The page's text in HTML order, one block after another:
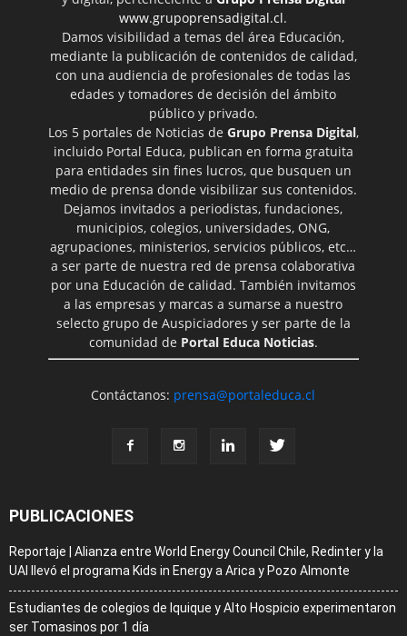
www.grupoprensadigital.cl.
Damos visibilidad a temas del área Educación,
mediante la publicación de contenidos de calidad,
con una audiencia de profesionales de todas las
edades y tomadores de decisión del ámbito
público y privado.
Los 5 portales de Noticias de Grupo Prensa Digital,
incluido Portal Educa, publican en forma gratuita
para entidades sin fines lucros, que busquen un
medio de prensa donde visibilizar sus contenidos.
Dejamos invitados a periodistas, fundaciones,
municipios, colegios, universidades, ONG,
agrupaciones, ministerios, servicios públicos, etc…
a ser parte de nuestra red de prensa colaborativa
por una Educación de calidad. También invitamos
a las empresas y marcas a sumarse a nuestro
selecto grupo de Auspiciadores y ser parte de la
comunidad de Portal Educa Noticias.
Contáctanos: prensa@portaleduca.cl
PUBLICACIONES
Reportaje | Alianza entre World Energy Council Chile, Redinter y la
UAI llevó el programa Kids in Energy a Arica y Pozo Almonte
Estudiantes de colegios de Iquique y Alto Hospicio experimentaron
ser Tomasinos por 1 día